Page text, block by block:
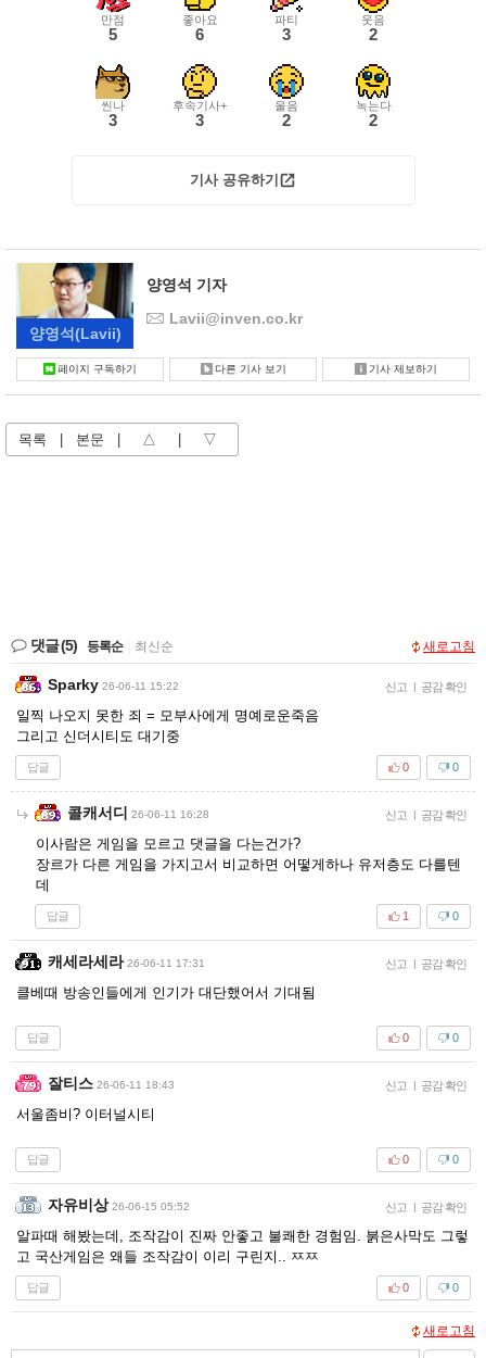
만점
5
좋아요
6
파티
3
웃음
2
씬나
3
후속기사+
3
울음
2
녹는다
2
기사 공유하기
양영석(Lavii)
양영석 기자
Lavii@inven.co.kr
페이지 구독하기 다른 기사 보기 기사 제보하기
목록 본문 △ ▽
댓글(5) 등록순 최신순 새로고침
Sparky 26-06-11 15:22 신고 | 공감 확인
일찍 나오지 못한 죄 = 모부사에게 명예로운죽음
그리고 신더시티도 대기중
답글 0
0
콜캐서디 26-06-11 16:28 신고 | 공감 확인
이사람은 게임을 모르고 댓글을 다는건가?
장르가 다른 게임을 가지고서 비교하면 어떻게하나 유저층도 다를텐
데
답글 0
1
캐세라세라 26-06-11 17:31 신고 | 공감 확인
클베때 방송인들에게 인기가 대단했어서 기대됨
답글 0
0
잘티스 26-06-11 18:43 신고 | 공감 확인
서울좀비? 이터널시티
답글 0
0
자유비상 26-06-15 05:52 신고 | 공감 확인
알파때 해봤는데, 조작감이 진짜 안좋고 불쾌한 경험임. 붉은사막도 그렇
고 국산게임은 왜들 조작감이 이리 구린지.. ㅉㅉ
답글 0
0
새로고침